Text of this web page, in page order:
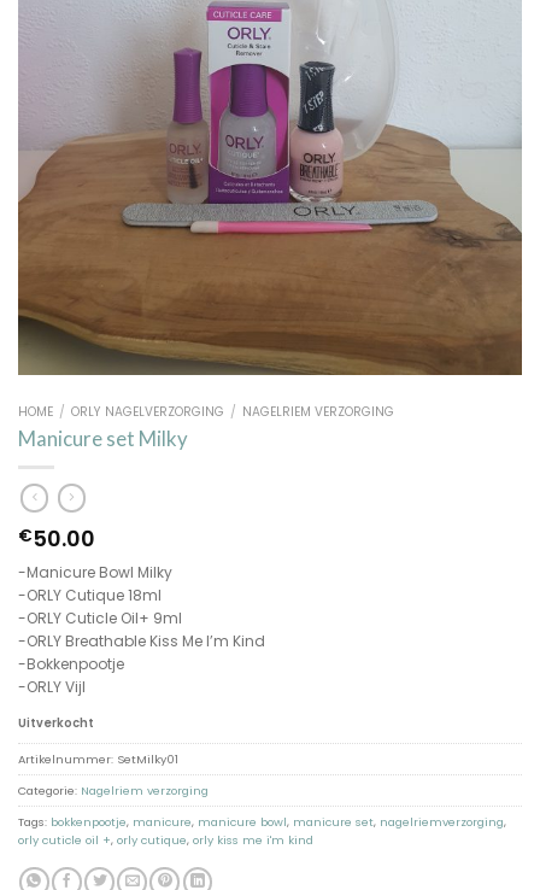
HOME / ORLY NAGELVERZORGING / NAGELRIEM VERZORGING
Manicure set Milky
€50.00
-Manicure Bowl Milky
-ORLY Cutique 18ml
-ORLY Cuticle Oil+ 9ml
-ORLY Breathable Kiss Me I’m Kind
-Bokkenpootje
-ORLY Vijl
Uitverkocht
Artikelnummer: SetMilky01
Categorie: Nagelriem verzorging
Tags: bokkenpootje, manicure, manicure bowl, manicure set, nagelriemverzorging,
orly cuticle oil +, orly cutique, orly kiss me i'm kind